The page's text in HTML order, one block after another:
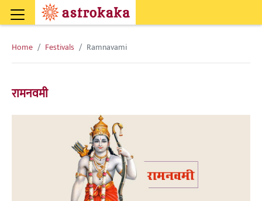
Home Festivals Ramnavami
रामनवमी